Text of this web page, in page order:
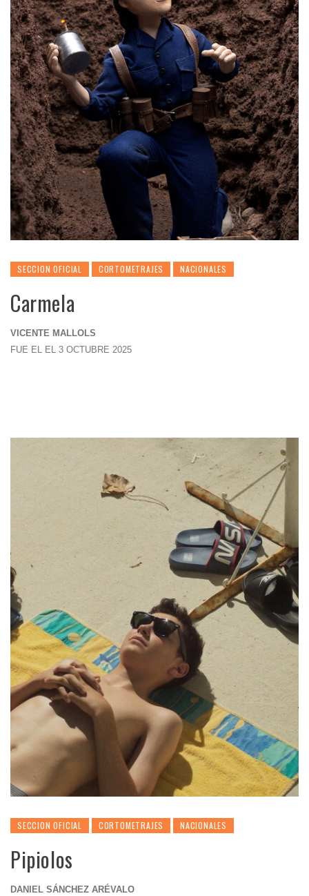
SECCION OFICIAL CORTOMETRAJES NACIONALES
Carmela
VICENTE MALLOLS
FUE EL EL 3 OCTUBRE 2025
SECCION OFICIAL CORTOMETRAJES NACIONALES
Pipiolos
DANIEL SÁNCHEZ ARÉVALO